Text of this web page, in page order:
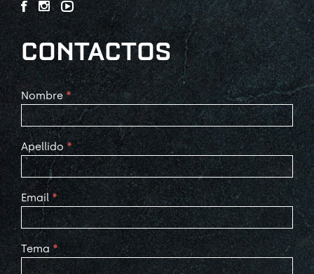
CONTACTOS
Contact
Us
Nombre *
Apellido *
Email *
Tema *